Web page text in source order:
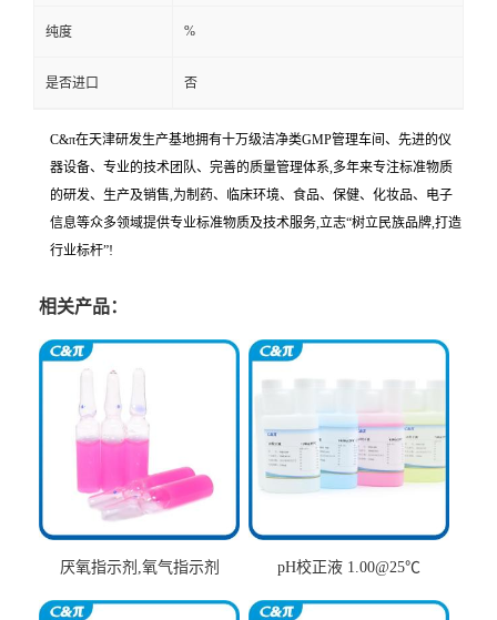
纯度 %
是否进口 否
C&π在天津研发生产基地拥有十万级洁净类GMP管理车间、先进的仪
器设备、专业的技术团队、完善的质量管理体系,多年来专注标准物质
的研发、生产及销售,为制药、临床环境、食品、保健、化妆品、电子
信息等众多领域提供专业标准物质及技术服务,立志“树立民族品牌,打造
行业标杆”!
相关产品：
厌氧指示剂,氧气指示剂 pH校正液 1.00@25℃